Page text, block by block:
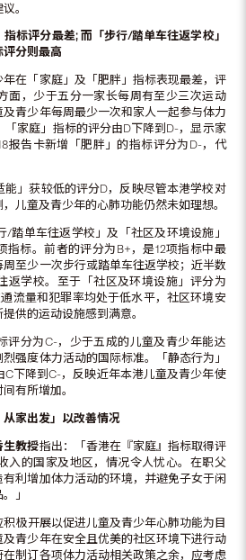
。
指标评分最差; 而「步行/踏单车往返学校」
评分则最高
在「家庭」及「肥胖」指标表现最差，评
面，少于五分一家长每周有至少三次运动
青少年每周最少一次和家人一起参与体力
「家庭」指标的评分由D下降到D-，显示家
报告卡新增「肥胖」的指标评分为D-，代
」获较低的评分D，反映尽管本港学校对
儿童及青少年的心肺功能仍然未如理想。
/踏单车往返学校」及「社区及环境设施」
指标。前者的评分为B+，是12项指标中最
至少一次步行或踏单车往返学校；近半数
返学校。至于「社区及环境设施」评分为
流量和犯罪率均处于低水平，社区环境安
供的运动设施感到满意。
评分为C-，少于五成的儿童及青少年能达
强度体力活动的国际标准。「静态行为」
下降到C-，反映近年本港儿童及青少年使
有所增加。
家出发」以改善情况
生教授指出：「香港在『家庭』指标取得评
入的国家及地区，情况令人忧心。在职父
利增加体力活动的环境，并避免子女于闲
」
极开展以促进儿童及青少年心肺功能为目
青少年在安全且优美的社区环境下进行动
制订各项体力活动相关政策之余，应考虑